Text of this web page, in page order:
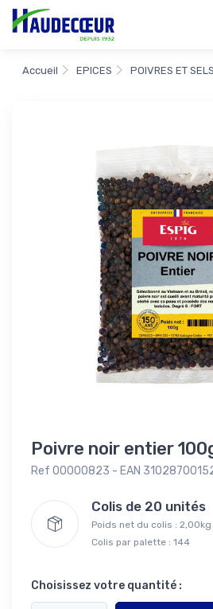
Accueil EPICES POIVRES ET SELS
Poivre noir entier
Ref 00000823 - EAN
Colis de 20 unités
Poids net du colis : 2,00kg
Colis par palette : 144
Choisissez votre quantité :